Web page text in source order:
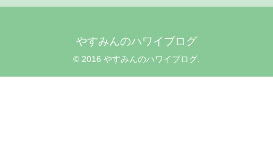
やすみんのハワイブログ
© 2016 やすみんのハワイブログ.